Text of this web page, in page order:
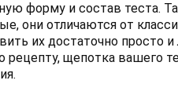
форму и состав теста.
они отличаются от
их достаточно просто
рецепту, щепотка вашего